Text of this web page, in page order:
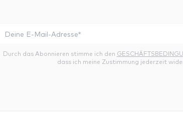
Durch das Abonnieren stimme ich den
dass ich meine Zustimmung jederzeit